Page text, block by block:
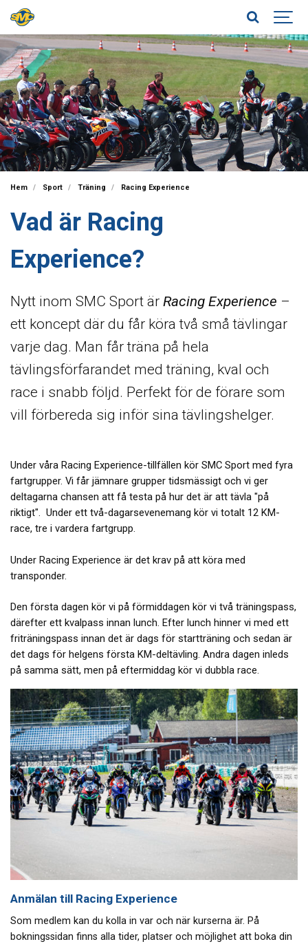
Hem Sport Träning Racing Experience
Vad är Racing
Experience?
Nytt inom SMC Sport är Racing Experience –
ett koncept där du får köra två små tävlingar
varje dag. Man får träna på hela
tävlingsförfarandet med träning, kval och
race i snabb följd. Perfekt för de förare som
vill förbereda sig inför sina tävlingshelger.
Under våra Racing Experience-tillfällen kör SMC Sport med fyra
fartgrupper. Vi får jämnare grupper tidsmässigt och vi ger
deltagarna chansen att få testa på hur det är att tävla "på
riktigt". Under ett två-dagarsevenemang kör vi totalt 12 KM-
race, tre i vardera fartgrupp.
Under Racing Experience är det krav på att köra med
transponder.
Den första dagen kör vi på förmiddagen kör vi två träningspass,
därefter ett kvalpass innan lunch. Efter lunch hinner vi med ett
friträningspass innan det är dags för startträning och sedan är
det dags för helgens första KM-deltävling. Andra dagen inleds
på samma sätt, men på eftermiddag kör vi dubbla race.
Anmälan till Racing Experience
Som medlem kan du kolla in var och när kurserna är. På
bokningssidan finns alla tider, platser och möjlighet att boka din